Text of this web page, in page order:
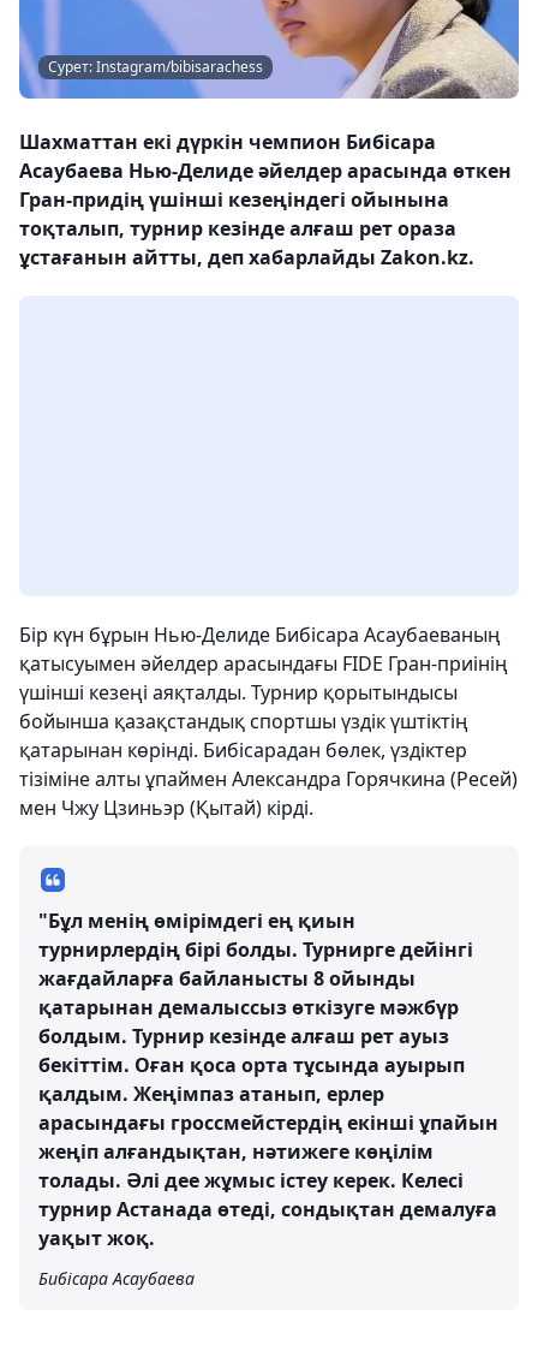
Сурет: Instagram/bibisarachess
Шахматтан екі дүркін чемпион Бибісара
Асаубаева Нью-Делиде әйелдер арасында өткен
Гран-придің үшінші кезеңіндегі ойынына
тоқталып, турнир кезінде алғаш рет ораза
ұстағанын айтты, деп хабарлайды Zakon.kz.
Бір күн бұрын Нью-Делиде Бибісара Асаубаеваның
қатысуымен әйелдер арасындағы FIDE Гран-приінің
үшінші кезеңі аяқталды. Турнир қорытындысы
бойынша қазақстандық спортшы үздік үштіктің
қатарынан көрінді. Бибісарадан бөлек, үздіктер
тізіміне алты ұпаймен Александра Горячкина (Ресей)
мен Чжу Цзиньэр (Қытай) кірді.
"Бұл менің өмірімдегі ең қиын
турнирлердің бірі болды. Турнирге дейінгі
жағдайларға байланысты 8 ойынды
қатарынан демалыссыз өткізуге мәжбүр
болдым. Турнир кезінде алғаш рет ауыз
бекіттім. Оған қоса орта тұсында ауырып
қалдым. Жеңімпаз атанып, ерлер
арасындағы гроссмейстердің екінші ұпайын
жеңіп алғандықтан, нәтижеге көңілім
толады. Әлі дее жұмыс істеу керек. Келесі
турнир Астанада өтеді, сондықтан демалуға
уақыт жоқ.
Бибісара Асаубаева